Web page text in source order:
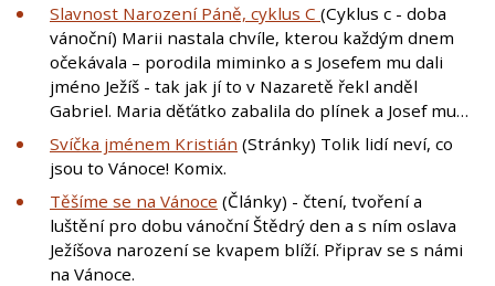
Slavnost Narození Páně, cyklus C (Cyklus c - doba
vánoční) Marii nastala chvíle, kterou každým dnem
očekávala – porodila miminko a s Josefem mu dali
jméno Ježíš - tak jak jí to v Nazaretě řekl anděl
Gabriel. Maria děťátko zabalila do plínek a Josef mu…
Svíčka jménem Kristián (Stránky) Tolik lidí neví, co
jsou to Vánoce! Komix.
Těšíme se na Vánoce (Články) - čtení, tvoření a
luštění pro dobu vánoční Štědrý den a s ním oslava
Ježíšova narození se kvapem blíží. Připrav se s námi
na Vánoce.